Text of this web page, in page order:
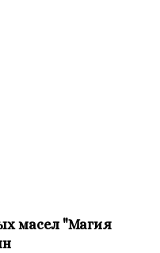
масел "Магия